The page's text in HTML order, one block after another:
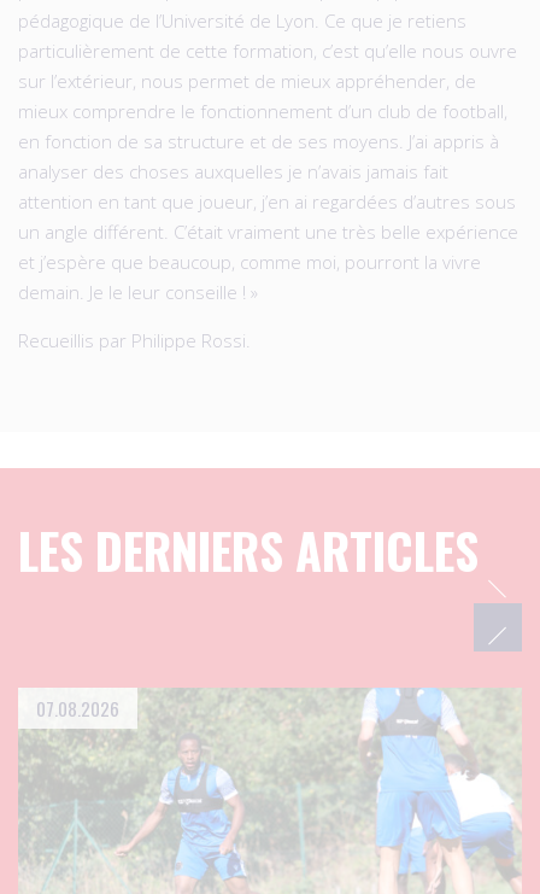
pédagogique de l’Université de Lyon. Ce que je retiens
particulièrement de cette formation, c’est qu’elle nous ouvre
sur l’extérieur, nous permet de mieux appréhender, de
mieux comprendre le fonctionnement d’un club de football,
en fonction de sa structure et de ses moyens. J’ai appris à
analyser des choses auxquelles je n’avais jamais fait
attention en tant que joueur, j’en ai regardées d’autres sous
un angle différent. C’était vraiment une très belle expérience
et j’espère que beaucoup, comme moi, pourront la vivre
demain. Je le leur conseille ! »
Recueillis par Philippe Rossi.
LES DERNIERS ARTICLES
07.08.2026